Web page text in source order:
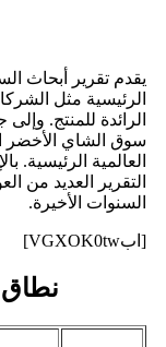
يقدم تقرير أبحاث
الرئيسية مثل
الرائدة للمنتج. وإلى
سوق الشاي الأخضر
العالمية الرئيسية.
التقرير العديد من
السنوات الأخيرة.
[ابVGXOK0tw]